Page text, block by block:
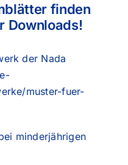
finden
Downloads!
der Nada
muster-fuer-
minderjährigen